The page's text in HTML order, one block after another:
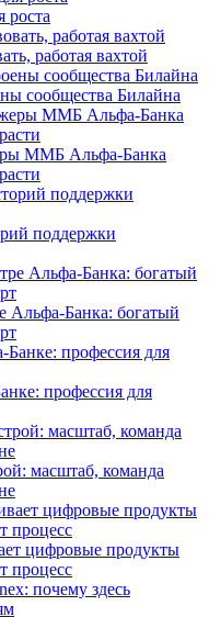
роста
работая вахтой
сообщества Билайна
ММБ Альфа-Банка
поддержки
Альфа-Банка: богатый
профессия для
масштаб, команда
цифровые продукты
процесс